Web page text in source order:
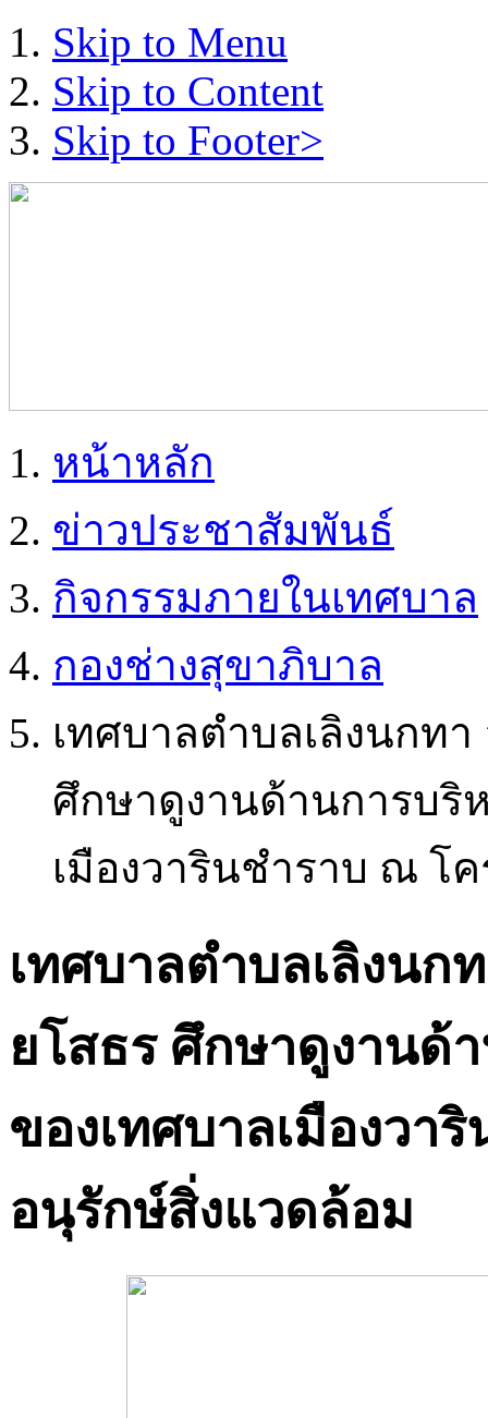
Skip to Menu
Skip to Content
Skip to Footer>
หน้าหลัก
ข่าวประชาสัมพันธ์
กิจกรรมภายในเทศบาล
กองช่างสุขาภิบาล
เทศบาลตำบลเลิงนกทา
ศึกษาดูงานด้านการบริ
เมืองวารินชำราบ ณ โ
เทศบาลตำบลเลิงนก
ยโสธร ศึกษาดูงานด้
ของเทศบาลเมืองวา
อนุรักษ์สิ่งแวดล้อม